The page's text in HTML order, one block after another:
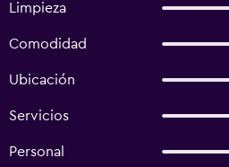
Limpieza
Comodidad
Ubicación
Servicios
Personal